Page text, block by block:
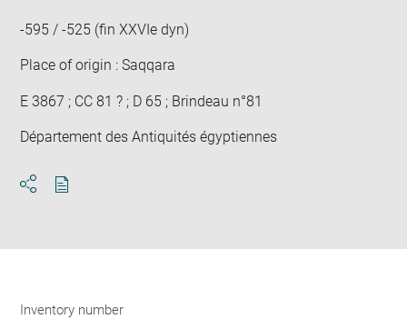
-595 / -525 (fin XXVIe dyn)
Place of origin : Saqqara
E 3867 ; CC 81 ? ; D 65 ; Brindeau n°81
Département des Antiquités égyptiennes
Inventory number